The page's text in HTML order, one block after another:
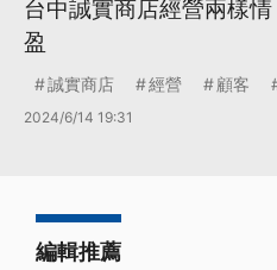
台中誠實商店經營兩樣
盈
誠實商店 經營 顧客
2024/6/14 19:31
編輯推薦